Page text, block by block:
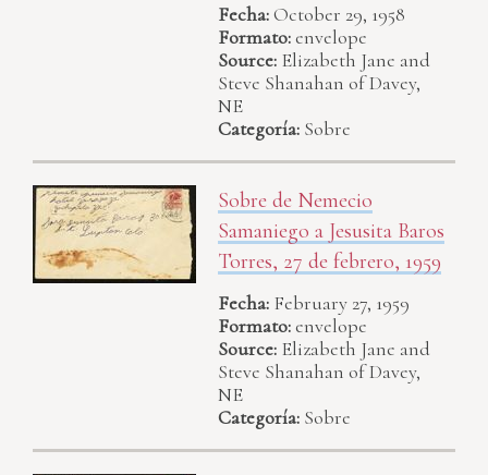
Fecha:October 29, 1958
Formato:envelope
Source: Elizabeth Jane and
Steve Shanahan of Davey,
NE
Categoría: Sobre
Sobre de Nemecio
Samaniego a Jesusita Baros
Torres, 27 de febrero, 1959
Fecha: February 27, 1959
Formato:envelope
Source: Elizabeth Jane and
Steve Shanahan of Davey,
NE
Categoría: Sobre